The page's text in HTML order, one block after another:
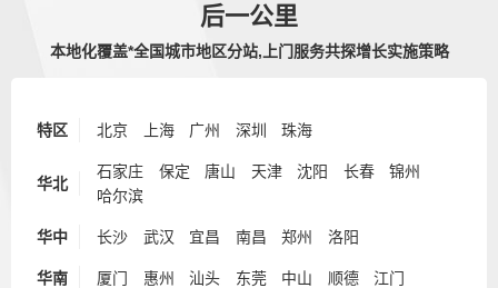
后一公里
本地化覆盖*全国城市地区分站,上门服务共探增长实施策略
特区 北京 上海 广州 深圳 珠海
华北
石家庄 保定 唐山 天津 沈阳 长春
锦州
哈尔滨
华中 长沙 武汉 宜昌 南昌 郑州 洛阳
华南 厦门 惠州 汕头 东莞 中山 顺德 江门